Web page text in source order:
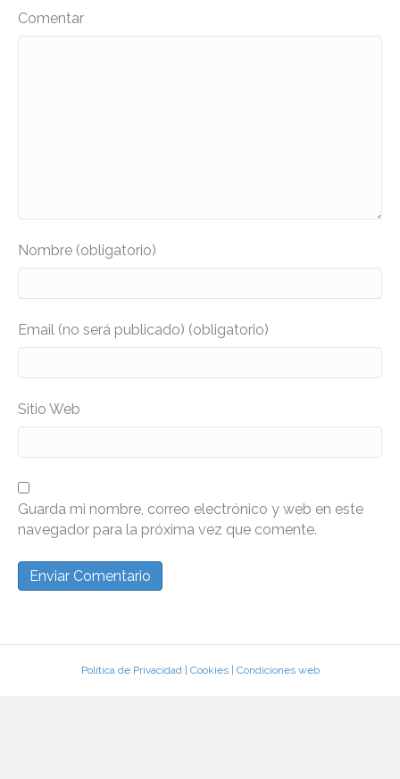
Comentar
Nombre (obligatorio)
Email (no será publicado) (obligatorio)
Sitio Web
Guarda mi nombre, correo electrónico y web en este
navegador para la próxima vez que comente.
Política de Privacidad| Cookies| Condiciones web